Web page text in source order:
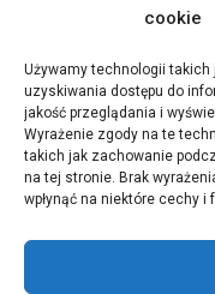
cookie
Używamy technologii
uzyskiwania dostępu do
jakość przeglądania i
Wyrażenie zgody na te
takich jak zachowanie
na tej stronie. Brak
wpłynąć na niektóre cechy i
Redakcja portalu:
ul.Stara 13, 42-600
TEL:+48 509 547